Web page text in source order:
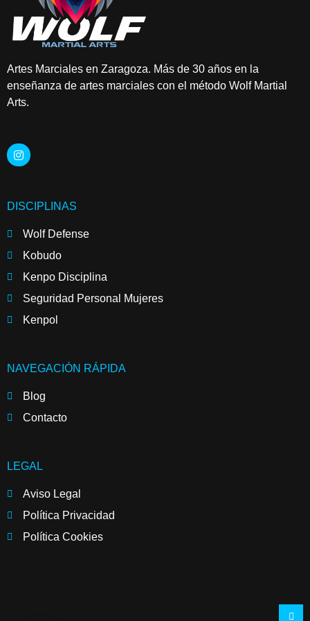
Artes Marciales en Zaragoza. Más de 30 años en la
enseñanza de artes marciales con el método Wolf Martial
Arts.
DISCIPLINAS
Wolf Defense
Kobudo
Kenpo Disciplina
Seguridad Personal Mujeres
Kenpol
NAVEGACIÓN RÁPIDA
Blog
Contacto
LEGAL
Aviso Legal
Política Privacidad
Política Cookies